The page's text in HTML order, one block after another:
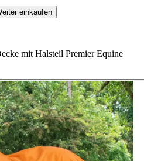
einkaufen
mit Halsteil Premier Equine